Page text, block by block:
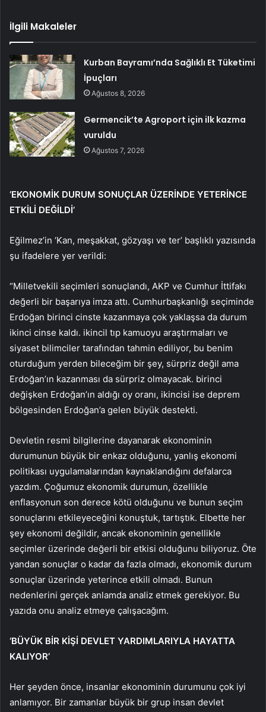
İlgili Makaleler
Kurban Bayramı’nda Sağlıklı Et Tüketimi
İpuçları
Ağustos 8, 2026
Germencik’te Agroport için ilk kazma
vuruldu
Ağustos 7, 2026
‘EKONOMİK DURUM SONUÇLAR ÜZERİNDE YETERİNCE
ETKİLİ DEĞİLDİ’
Eğilmez’in ‘Kan, meşakkat, gözyaşı ve ter’ başlıklı yazısında
şu ifadelere yer verildi:
“Milletvekili seçimleri sonuçlandı, AKP ve Cumhur İttifakı
değerli bir başarıya imza attı. Cumhurbaşkanlığı seçiminde
Erdoğan birinci cinste kazanmaya çok yaklaşsa da durum
ikinci cinse kaldı. ikincil tıp kamuoyu araştırmaları ve
siyaset bilimciler tarafından tahmin ediliyor, bu benim
oturduğum yerden bileceğim bir şey, sürpriz değil ama
Erdoğan’ın kazanması da sürpriz olmayacak. birinci
değişken Erdoğan’ın aldığı oy oranı, ikincisi ise deprem
bölgesinden Erdoğan’a gelen büyük destekti.
Devletin resmi bilgilerine dayanarak ekonominin
durumunun büyük bir enkaz olduğunu, yanlış ekonomi
politikası uygulamalarından kaynaklandığını defalarca
yazdım. Çoğumuz ekonomik durumun, özellikle
enflasyonun son derece kötü olduğunu ve bunun seçim
sonuçlarını etkileyeceğini konuştuk, tartıştık. Elbette her
şey ekonomi değildir, ancak ekonominin genellikle
seçimler üzerinde değerli bir etkisi olduğunu biliyoruz. Öte
yandan sonuçlar o kadar da fazla olmadı, ekonomik durum
sonuçlar üzerinde yeterince etkili olmadı. Bunun
nedenlerini gerçek anlamda analiz etmek gerekiyor. Bu
yazıda onu analiz etmeye çalışacağım.
‘BÜYÜK BİR KİŞİ DEVLET YARDIMLARIYLA HAYATTA
KALIYOR’
Her şeyden önce, insanlar ekonominin durumunu çok iyi
anlamıyor. Bir zamanlar büyük bir grup insan devlet